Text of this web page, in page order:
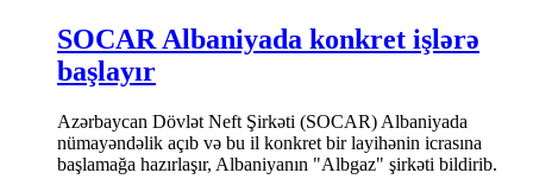
SOCAR Albaniyada konkret işlərə
başlayır
Azərbaycan Dövlət Neft Şirkəti (SOCAR) Albaniyada
nümayəndəlik açıb və bu il konkret bir layihənin icrasına
başlamağa hazırlaşır, Albaniyanın "Albgaz" şirkəti bildirib.